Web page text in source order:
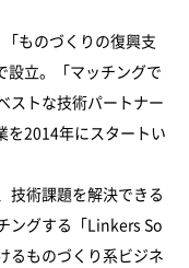
ものづくりの復興支
設立。「マッチングで
ストな技術パートナー
を2014年にスタートい
技術課題を解決できる
ングする「Linkers So
るものづくり系ビジネ